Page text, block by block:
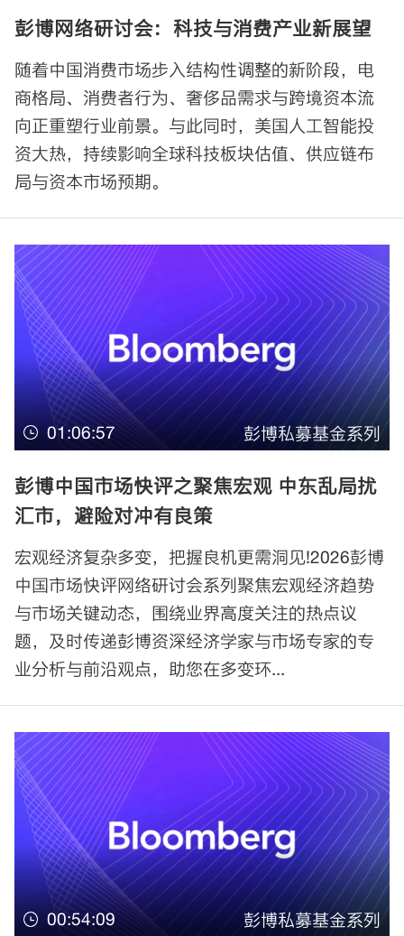
彭博网络研讨会：科技与消费产业新展望
随着中国消费市场步入结构性调整的新阶段，电
商格局、消费者行为、奢侈品需求与跨境资本流
向正重塑行业前景。与此同时，美国人工智能投
资大热，持续影响全球科技板块估值、供应链布
局与资本市场预期。
01:06:57 彭博私募基金系列
彭博中国市场快评之聚焦宏观 中东乱局扰
汇市，避险对冲有良策
宏观经济复杂多变，把握良机更需洞见!2026彭博
中国市场快评网络研讨会系列聚焦宏观经济趋势
与市场关键动态，围绕业界高度关注的热点议
题，及时传递彭博资深经济学家与市场专家的专
业分析与前沿观点，助您在多变环...
00:54:09 彭博私募基金系列